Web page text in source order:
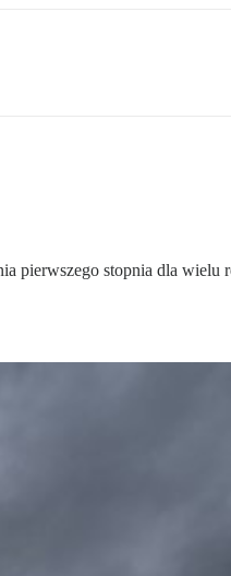
pierwszego stopnia dla wielu